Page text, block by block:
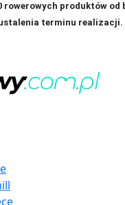
rowerowych produktów
terminu